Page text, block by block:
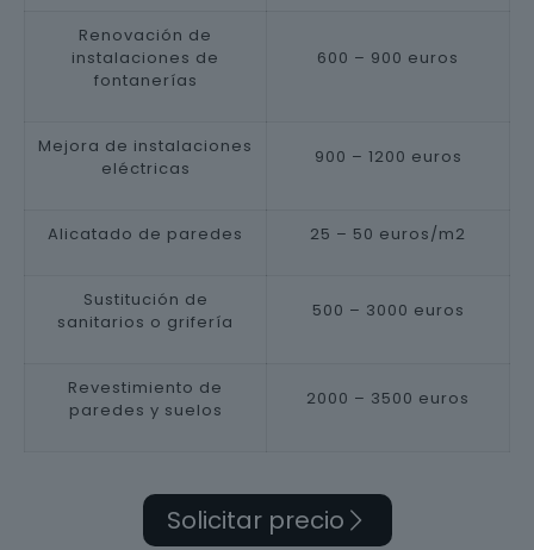
Renovación de
instalaciones de
fontanerías
600 – 900 euros
Mejora de instalaciones
eléctricas
900 – 1200 euros
Alicatado de paredes 25 – 50 euros/m2
Sustitución de
sanitarios o grifería
500 – 3000 euros
Revestimiento de
paredes y suelos
2000 – 3500 euros
Solicitar precio